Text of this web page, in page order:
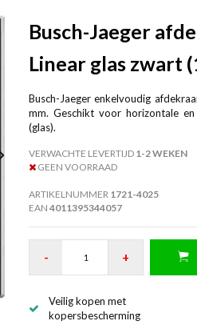
Busch-Jaeger
Linear glas zwart
Busch-Jaeger enkelvoudig
mm. Geschikt voor horizontale
(glas).
VERWACHTE LEVERTIJD1-2 WEKEN
GEEN VOORRAAD
ARTIKELNUMMER 1721-4025
EAN 4011395344057
- +
Veilig kopen met
kopersbescherming